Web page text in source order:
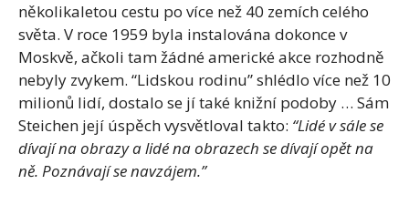
několikaletou cestu po více než 40 zemích celého
světa. V roce 1959 byla instalována dokonce v
Moskvě, ačkoli tam žádné americké akce rozhodně
nebyly zvykem. “Lidskou rodinu” shlédlo více než 10
milionů lidí, dostalo se jí také knižní podoby … Sám
Steichen její úspěch vysvětloval takto: “Lidé v sále se
dívají na obrazy a lidé na obrazech se dívají opět na
ně. Poznávají se navzájem.”